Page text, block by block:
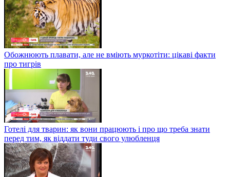
Обожнюють плавати, але не вміють муркотіти: цікаві факти
про тигрів
Готелі для тварин: як вони працюють і про що треба знати
перед тим, як віддати туди свого улюбленця